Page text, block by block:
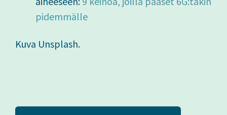
pidemmälle
Kuva Unsplash.